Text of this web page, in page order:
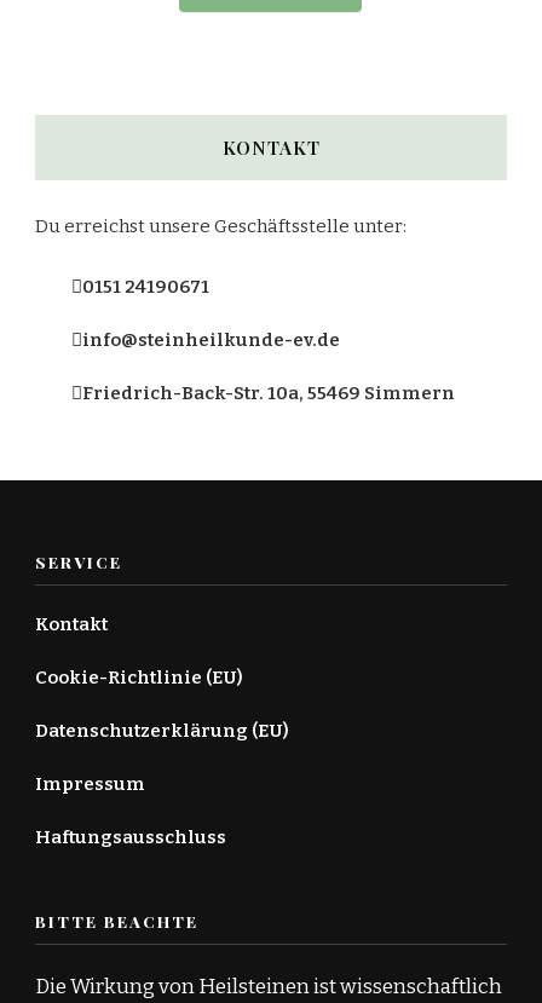
KONTAKT
Du erreichst unsere Geschäftsstelle unter:
0151 24190671
info@steinheilkunde-ev.de
Friedrich-Back-Str. 10a, 55469 Simmern
SERVICE
Kontakt
Cookie-Richtlinie (EU)
Datenschutzerklärung (EU)
Impressum
Haftungsausschluss
BITTE BEACHTE
Die Wirkung von Heilsteinen ist wissenschaftlich